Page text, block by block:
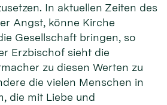
In aktuellen Zeiten des
Angst, könne Kirche
Gesellschaft bringen, so
Erzbischof sieht die
zu diesen Werten zu
die vielen Menschen in
die mit Liebe und